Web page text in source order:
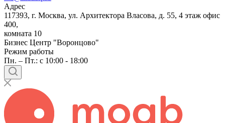
Адрес
117393, г. Москва, ул. Архитектора Власова, д. 55, 4 этаж офис
400,
комната 10
Бизнес Центр "Воронцово"
Режим работы
Пн. – Пт.: с 10:00 - 18:00